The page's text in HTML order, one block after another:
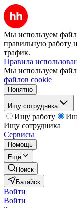
Мы используем
правильную работу
трафик.
Правила
Мы используем
файлов cookie
Понятно
Ищу сотрудника
Ищу работу
Ищу сотрудника
Сервисы
Помощь
Ещё
Поиск
Батайск
Войти
Войти